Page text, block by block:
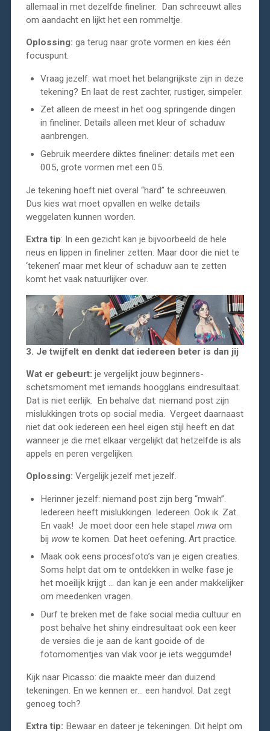
allemaal in met dezelfde fineliner. Dan schreeuwt alles
om aandacht en lijkt het een rommeltje.
Oplossing: ga terug naar grote vormen en kies één
focuspunt.
Vraag jezelf: wat moet het belangrijkste zijn in deze
tekening? En laat de rest zachter, rustiger, simpeler.
Zet alleen de meest in het oog springende dingen
in fineliner. Details alleen met kleur of schaduw
aanbrengen.
Gebruik meerdere diktes fineliner: details met een
005, grote vormen met een 05.
Je tekening hoeft niet overal “hard” te schreeuwen.
Dus kies wat moet opvallen en welke details
weggelaten kunnen worden.
Extra tip: In een gezicht kan je bijvoorbeeld de hele
neus en lippen in fineliner zetten. Maar door die niet te
‘tekenen’ maar met kleur of schaduw aan te zetten
komt het vaak natuurlijker over.
3. Je twijfelt en denkt dat iedereen beter is dan jij
Wat er gebeurt: je vergelijkt jouw beginners-
schetsmoment met iemands hoogglans eindresultaat.
Dat is niet eerlijk. En behalve dat: niemand post zijn
mislukkingen trots op social media. Vergeet daarnaast
niet dat ook iedereen een heel eigen stijl heeft en dat
wanneer je die met elkaar vergelijkt dat hetzelfde is als
appels en peren vergelijken.
Oplossing: Vergelijk jezelf met jezelf.
Herinner jezelf: niemand post zijn berg “mwah”.
Iedereen heeft mislukkingen. Iedereen. Ook ik. Zat.
En vaak! Je moet door een hele stapel mwa om
bij wowte komen. Dat heet oefening. Art practice.
Maak ook eens procesfoto’s van je eigen creaties.
Soms helpt dat om te ontdekken in welke fase je
het moeilijk krijgt … dan kan je een ander makkelijker
om meedenken vragen.
Durf te breken met de fake social media cultuur en
post behalve het shiny eindresultaat ook een keer
de versies die je aan de kant gooide of de
fotomomentjes van vlak voor je iets weggumde!
Kijk naar Picasso: die maakte meer dan duizend
tekeningen. En we kennen er… een handvol. Dat zegt
genoeg toch?
Extra tip: Bewaar en dateer je tekeningen. Dit helpt om